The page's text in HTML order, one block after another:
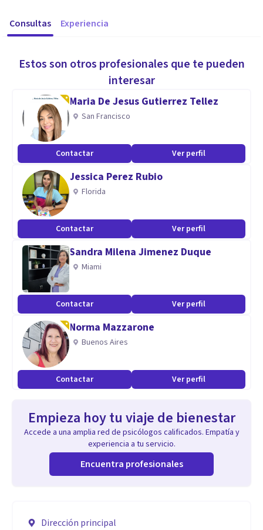
Consultas Experiencia
Estos son otros profesionales que te pueden
interesar
Maria De Jesus Gutierrez Tellez
San Francisco
Contactar Ver perfil
Jessica Perez Rubio
Florida
Contactar Ver perfil
Sandra Milena Jimenez Duque
Miami
Contactar Ver perfil
Norma Mazzarone
Buenos Aires
Contactar Ver perfil
Empieza hoy tu viaje de bienestar
Accede a una amplia red de psicólogos calificados. Empatía y
experiencia a tu servicio.
Encuentra profesionales
Dirección principal